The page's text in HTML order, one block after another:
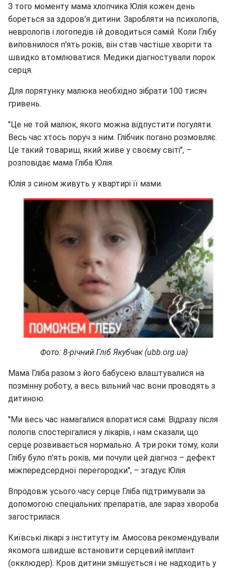
З того моменту мама хлопчика Юлія кожен день
бореться за здоров'я дитини. Заробляти на психологів,
неврологів і логопедів їй доводиться самій. Коли Глібу
виповнилося п'ять років, він став частіше хворіти та
швидко втомлюватися. Медики діагностували порок
серця.
Для порятунку малюка необхідно зібрати 100 тисяч
гривень.
"Це не той малюк, якого можна відпустити погуляти.
Весь час хтось поруч з ним. Глібчик погано розмовляє.
Це такий товариш, який живе у своєму світі", –
розповідає мама Гліба Юлія.
Юлія з сином живуть у квартирі її мами.
Фото: 8-річний Гліб Якубчак (ubb.org.ua)
Мама Гліба разом з його бабусею влаштувалися на
позмінну роботу, а весь вільний час вони проводять з
дитиною.
"Ми весь час намагалися впоратися самі. Відразу після
пологів спостерігалися у лікарів, і нам сказали, що
серце розвивається нормально. А три роки тому, коли
Глібу було п'ять років, ми почули цей діагноз – дефект
міжпередсердної перегородки", – згадує Юлія.
Впродовж усього часу серце Гліба підтримували за
допомогою спеціальних препаратів, але зараз хвороба
загострилася.
Київські лікарі з інституту ім. Амосова рекомендували
якомога швидше встановити серцевий імплант
(окклюдер). Кров дитини змішується і не надходить у